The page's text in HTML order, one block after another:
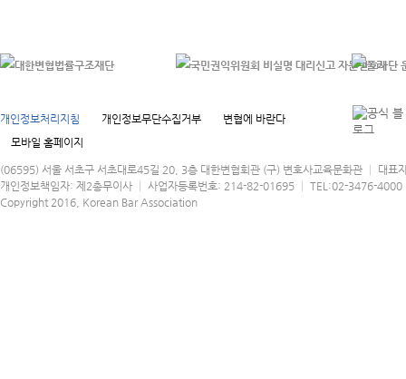
개인정보처리지침 개인정보무단수집거부
변협에 바란다
모바일 홈페이지
(06595) 서울 서초구 서초대로45길 20, 3층 대한변협회관 (구) 변호사교육문화관 │ 대표
개인정보책임자: 제2총무이사 │ 사업자등록번호: 214-82-01695 │ TEL:02-3476-
Copyright 2016, Korean Bar Association